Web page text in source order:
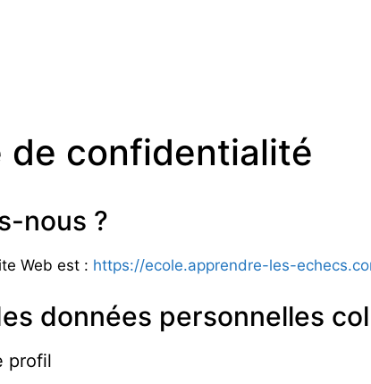
de confidentialité
nous ?
Web est : https://ecole.apprendre-les-
données personnelles
profil